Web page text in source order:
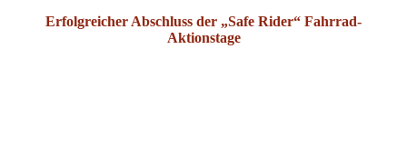
Erfolgreicher Abschluss der „Safe Rider“ Fahrrad-
Aktionstage